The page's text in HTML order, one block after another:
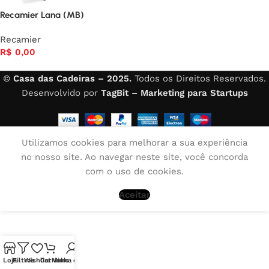
Recamier Lana (MB)
Recamier
R$ 0,00
© Casa das Cadeiras – 2025. Todos os Direitos Reservados.
Desenvolvido por TagBit – Marketing para Startups
Utilizamos cookies para melhorar a sua experiência
no nosso site. Ao navegar neste site, você concorda
com o uso de cookies.
Aceitar
LojaFiltrosWishlistCarrinho
Minha conta